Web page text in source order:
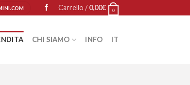
Carrello /0,00€ 0
CHI SIAMO INFO IT